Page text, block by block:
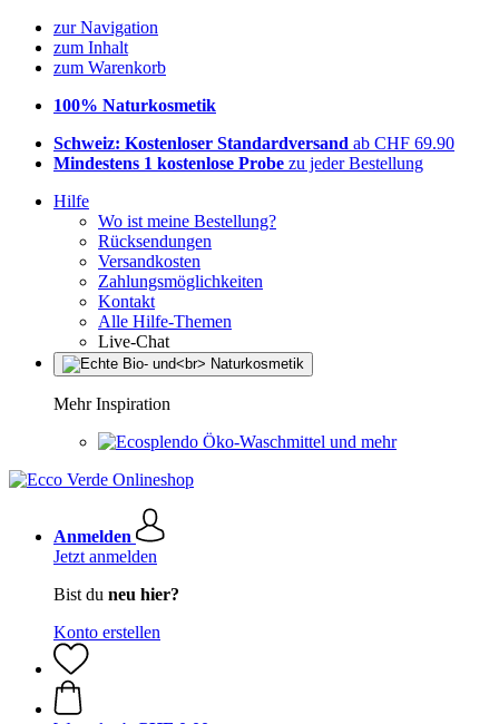
zur Navigation
zum Inhalt
zum Warenkorb
100% Naturkosmetik
Schweiz: Kostenloser Standardversand ab CHF 69.90
Mindestens 1 kostenlose Probe zu jeder Bestellung
Hilfe
Wo ist meine Bestellung?
Rücksendungen
Versandkosten
Zahlungsmöglichkeiten
Kontakt
Alle Hilfe-Themen
Live-Chat
Mehr Inspiration
Öko-Waschmittel und mehr
Anmelden
Jetzt anmelden
Bist du neu hier?
Konto erstellen